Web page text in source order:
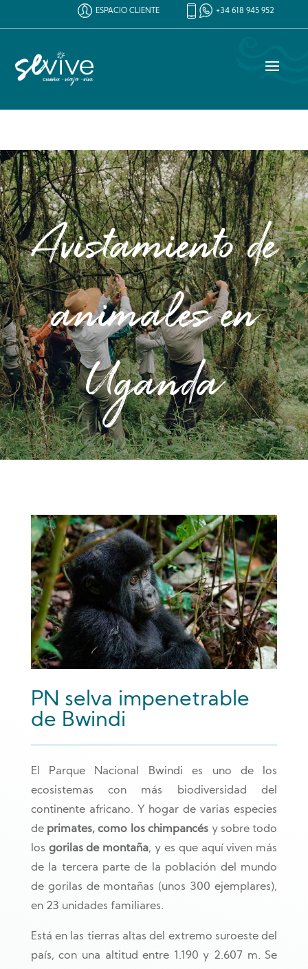
ESPACIO CLIENTE +34 618 945 952
Avistamiento de
animales en
Uganda
PN selva impenetrable
de Bwindi
El Parque Nacional Bwindi es uno de los
ecosistemas con más biodiversidad del
continente africano. Y hogar de varias especies
de primates, como los chimpancés y sobre todo
los gorilas de montaña, y es que aquí viven más
de la tercera parte de la población del mundo
de gorilas de montañas (unos 300 ejemplares),
en 23 unidades familiares.
Está en las tierras altas del extremo suroeste del
país, con una altitud entre 1.190 y 2.607 m. Se